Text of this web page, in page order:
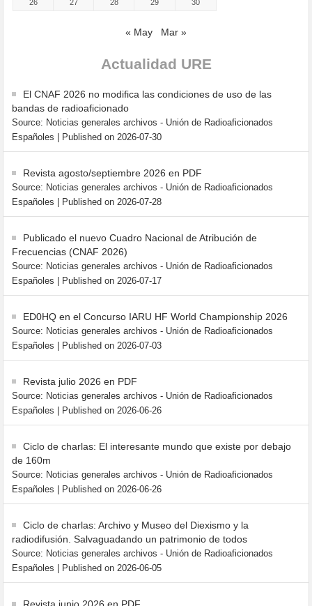
26 27 28 29 30
« May Mar »
Actualidad URE
El CNAF 2026 no modifica las condiciones de uso de las
bandas de radioaficionado
Source: Noticias generales archivos - Unión de Radioaficionados
Españoles
Published on 2026-07-30
Revista agosto/septiembre 2026 en PDF
Source: Noticias generales archivos - Unión de Radioaficionados
Españoles
Published on 2026-07-28
Publicado el nuevo Cuadro Nacional de Atribución de
Frecuencias (CNAF 2026)
Source: Noticias generales archivos - Unión de Radioaficionados
Españoles
Published on 2026-07-17
ED0HQ en el Concurso IARU HF World Championship 2026
Source: Noticias generales archivos - Unión de Radioaficionados
Españoles
Published on 2026-07-03
Revista julio 2026 en PDF
Source: Noticias generales archivos - Unión de Radioaficionados
Españoles
Published on 2026-06-26
Ciclo de charlas: El interesante mundo que existe por debajo
de 160m
Source: Noticias generales archivos - Unión de Radioaficionados
Españoles
Published on 2026-06-26
Ciclo de charlas: Archivo y Museo del Diexismo y la
radiodifusión. Salvaguadando un patrimonio de todos
Source: Noticias generales archivos - Unión de Radioaficionados
Españoles
Published on 2026-06-05